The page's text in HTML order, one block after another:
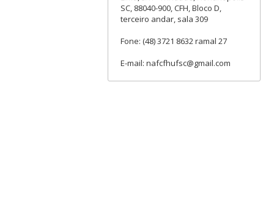
SC, 88040-900, CFH, Bloco D,
terceiro andar, sala 309
Fone: (48) 3721 8632 ramal 27
E-mail: nafcfhufsc@gmail.com